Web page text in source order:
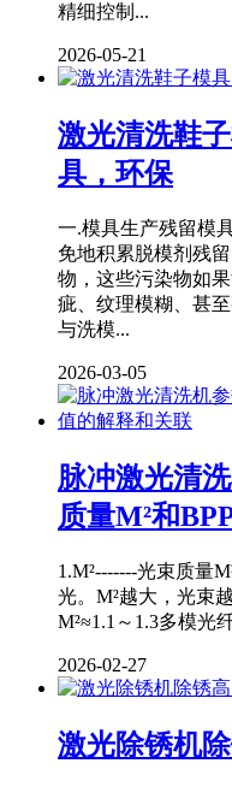
精细控制...
2026-05-21
激光清洗鞋
具，环保
一.模具生产残留模
免地积累脱模剂残
物，这些污染物如
疵、纹理模糊、甚
与洗模...
2026-03-05
脉冲激光清
质量M²和
1.M²-------光束质量
光。M²越大，光束
M²≈1.1～1.3多模光
2026-02-27
激光除锈机